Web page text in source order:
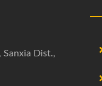
Sanxia Dist.,